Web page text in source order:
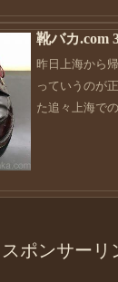
連休は何処か
靴バカ.com
昨日上海から
っていうのが
た追々上海で
の予定よりか
スポンサーリ